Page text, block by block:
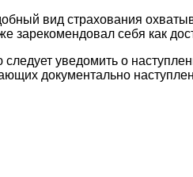
вид страхования
себя как
уведомить о
документально